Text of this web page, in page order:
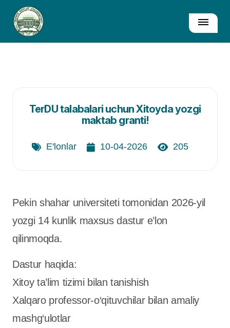
TerDU talabalari uchun Xitoyda yozgi
maktab granti!
E'lonlar 10-04-2026 205
Pekin shahar universiteti tomonidan 2026-yil
yozgi 14 kunlik maxsus dastur e’lon
qilinmoqda.
Dastur haqida:
Xitoy ta’lim tizimi bilan tanishish
Xalqaro professor-o‘qituvchilar bilan amaliy
mashg‘ulotlar